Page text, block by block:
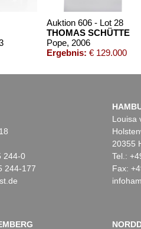
Auktion 606 - Lot 28
THOMAS SCHÜTTE
Pope, 2006
Ergebnis: € 129.000
Auktion 378 - Lot 302
244-0
244-177
Louisa
20355
Tel.:
Fax: